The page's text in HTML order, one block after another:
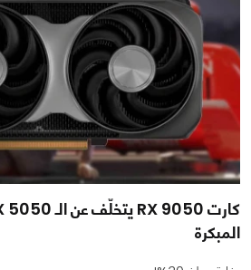
المبكرة